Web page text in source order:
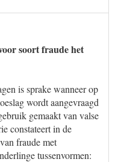
soort fraude het
is sprake wanneer op
wordt aangevraagd
gemaakt van valse
constateert in de
fraude met
tussenvormen: